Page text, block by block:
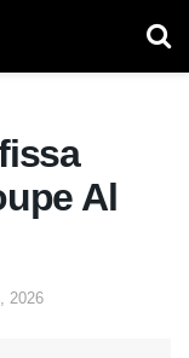
Al
2026